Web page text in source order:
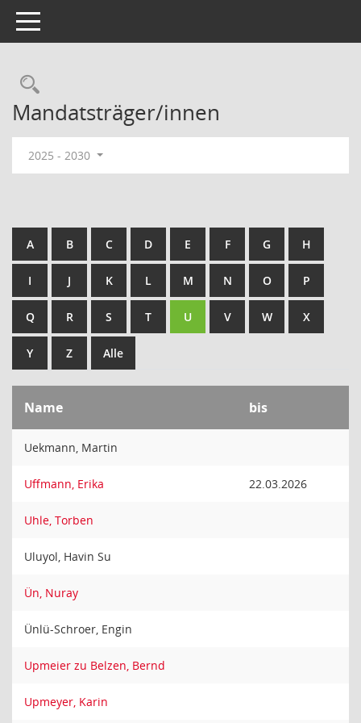
Toggle navigation
Rechercheauswahl
Mandatsträger/innen
2025 - 2030
A B C D E F G H
I J K L M N O P
Q R S T U V W X
Y Z Alle
Name bis
Uekmann, Martin
Uffmann, Erika 22.03.2026
Uhle, Torben
Uluyol, Havin Su
Ün, Nuray
Ünlü-Schroer, Engin
Upmeier zu Belzen, Bernd
Upmeyer, Karin